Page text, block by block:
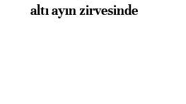
altı ayın zirvesinde